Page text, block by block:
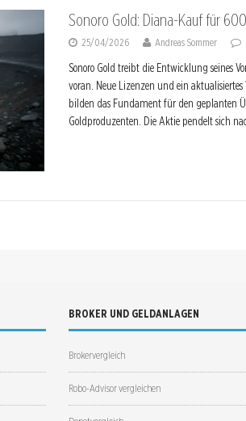
Sonoro Gold: Diana-Kauf für
25/04/2026 Andreas Sommer
Sonoro Gold treibt die Entwicklung seines
voran. Neue Lizenzen und ein
bilden das Fundament für den geplanten
Goldproduzenten. Die Aktie pendelt sich
BROKER UND GELDANLAGEN
Brokervergleich
Robo-Advisor vergleichen